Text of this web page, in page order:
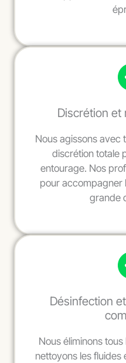
Discrétion et
Nous agissons avec
discrétion totale
entourage. Nos
pour accompagner
grande
Désinfection
Nous éliminons
nettoyons les fluides